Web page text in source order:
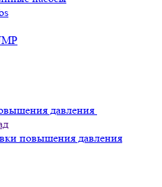
давления
повышения давления